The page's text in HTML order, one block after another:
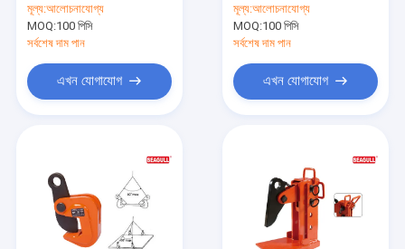
উত্তোলন ক্ল্যাম্প
শেভ ব্লক পোলি
শিল্প উত্তোলন শৃঙ্খল
ভ্রমণ ভ্রমণ ট্রলিবাস
মূল্য:আলোচনাযোগ্য
MOQ:100 পিসি
সর্বশেষ দাম পান
এখন যোগাযোগ
Easy Installation
মূল্য:আলোচনাযোগ্য
MOQ:100 পিসি
সর্বশেষ দাম পান
এখন যোগাযোগ